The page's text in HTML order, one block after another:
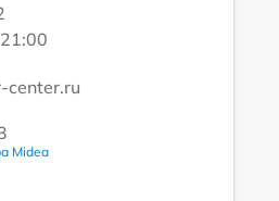
center.ru
Midea